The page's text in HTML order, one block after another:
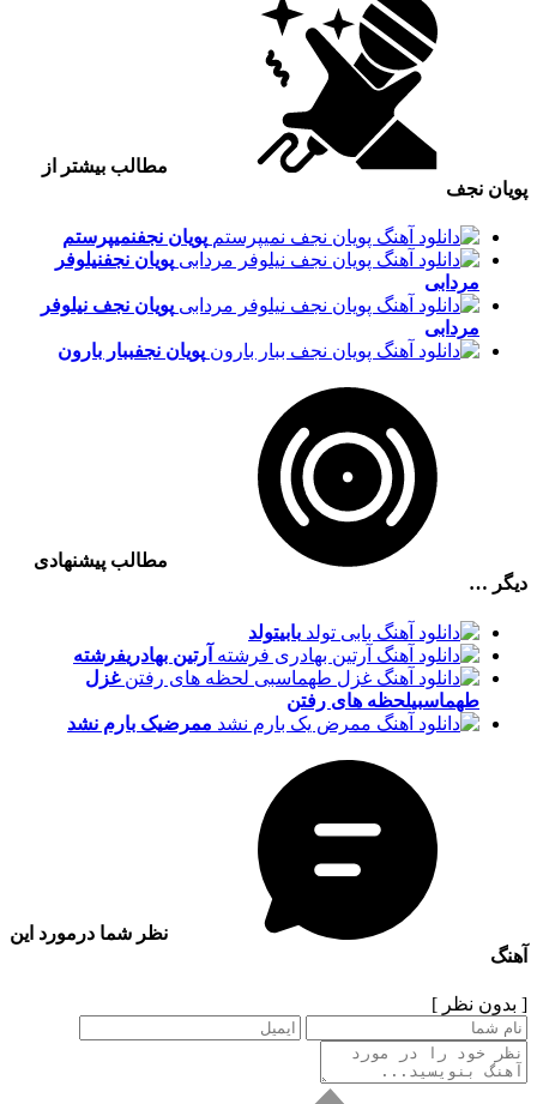
مطالب بیشتر از
پویان نجف
پویان نجفنمیپرستم
پویان نجفنیلوفر
مردابی
پویان نجف نیلوفر
مردابی
پویان نجفببار بارون
مطالب پیشنهادی
دیگر …
بابیتولد
آرتین بهادریفرشته
غزل
طهماسبیلحظه های رفتن
ممرضیک بارم نشد
نظر شما درمورد این
آهنگ
[ بدون نظر ]